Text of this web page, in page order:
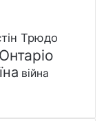
Трюдо
Онтаріо
війна